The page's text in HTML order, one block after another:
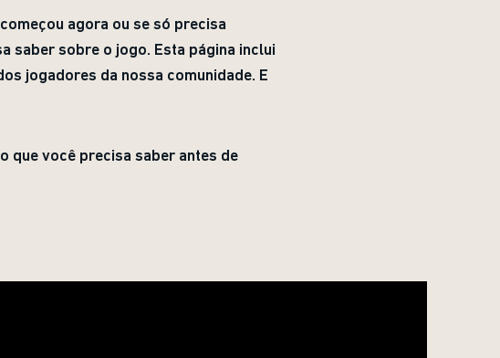
agora ou se só precisa
saber sobre o jogo. Esta página inclui
jogadores da nossa comunidade. E
que você precisa saber antes de